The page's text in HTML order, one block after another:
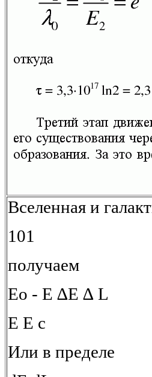
Вселенная и
101
получаем
Еo - Е ∆Е ∆ L
Е Е c
Или в пределе